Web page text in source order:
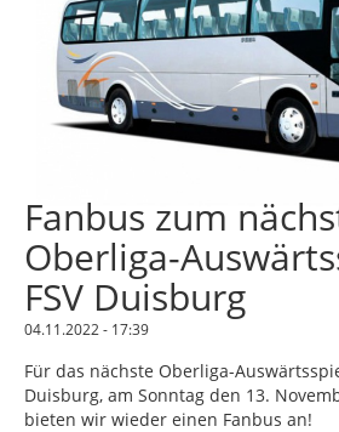
Fanbus zum
Oberliga-
FSV Duisburg
04.11.2022 - 17:39
Für das nächste Oberliga-
Duisburg, am Sonntag den 13.
bieten wir wieder einen Fanbus an!